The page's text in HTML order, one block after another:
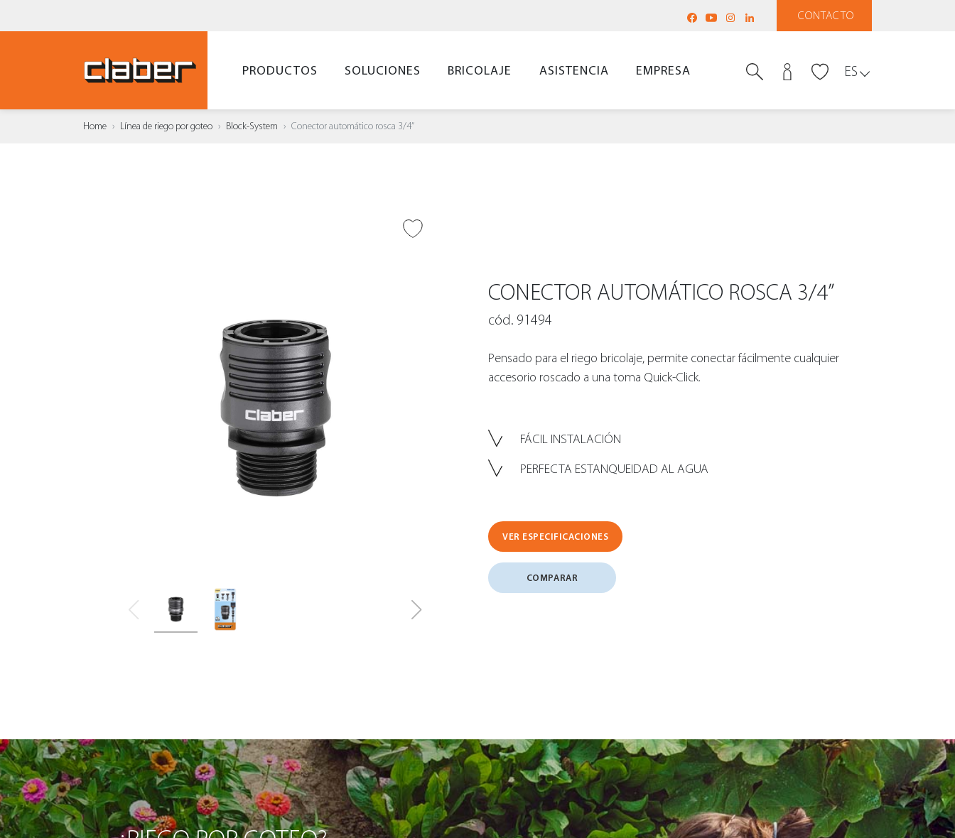
CONTACTO
PRODUCTOS SOLUCIONES BRICOLAJE ASISTENCIA EMPRESA ES
Home Línea de riego por goteo Block-System Conector automático rosca 3/4”
CONECTOR AUTOMÁTICO ROSCA 3/4”
cód. 91494
Pensado para el riego bricolaje, permite conectar fácilmente cualquier
accesorio roscado a una toma Quick-Click.
FÁCIL INSTALACIÓN
PERFECTA ESTANQUEIDAD AL AGUA
VER ESPECIFICACIONES
COMPARAR